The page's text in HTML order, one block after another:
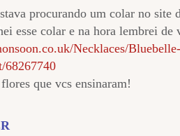
procurando um colar no site
esse colar e na hora lembrei de
Necklaces/
68267740
que vcs ensinaram!